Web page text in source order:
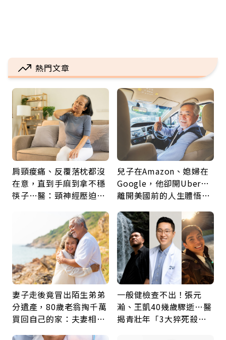
熱門文章
肩頸痠痛、反覆落枕都沒
在意，直到手麻到拿不穩
筷子…醫：頸神經壓迫上
兒子在Amazon、媳婦在
Google，他卻開Uber…
離開美國前的人生體悟：
妻子走後竟冒出陌生弟弟
分遺產，80歲老翁掏千萬
買回自己的家：夫妻相守
一般健檢查不出！張元
瀚、王凱40幾歲驟逝…醫
揭青壯年「3大猝死殺